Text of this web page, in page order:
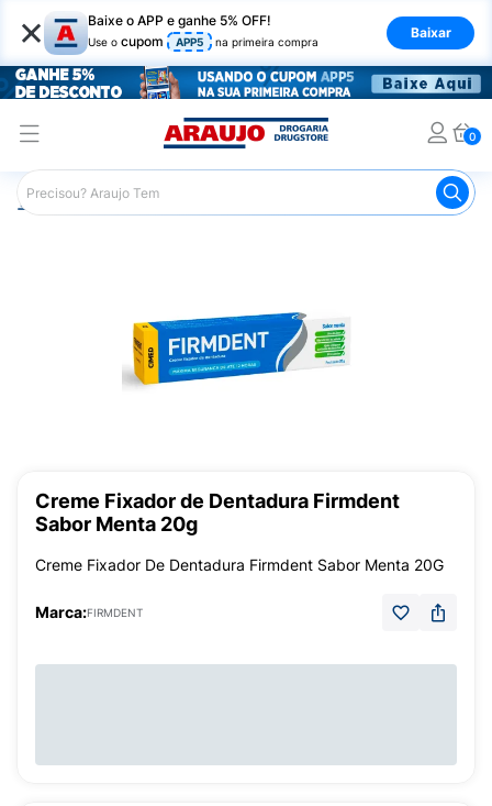
× Baixe o APP e ganhe 5% OFF!
Use o cupom APP5 na primeira compra
Baixar
0
Araujo Saúde e Bem Estar Fixador
Creme Fixador de Dentadura Firmdent
Sabor Menta 20g
Creme Fixador De Dentadura Firmdent Sabor Menta 20G
Marca:FIRMDENT